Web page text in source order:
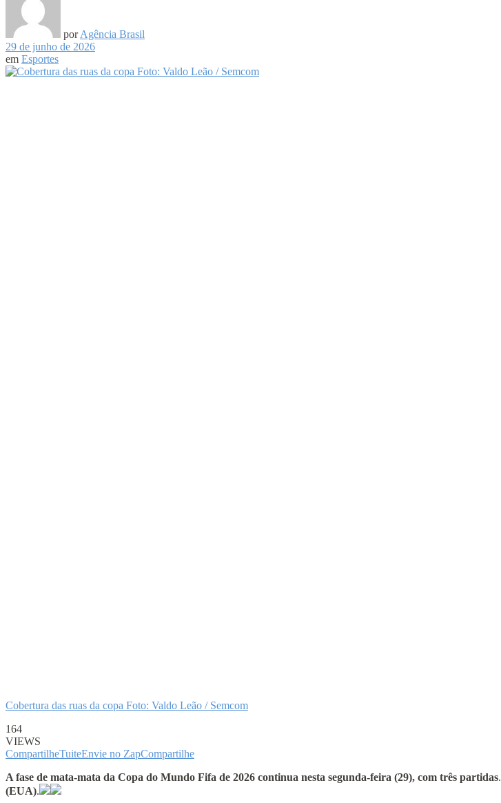
por Agência Brasil
29 de junho de 2026
em Esportes
Cobertura das ruas da copa Foto: Valdo Leão / Semcom
164
VIEWS
CompartilheTuiteEnvie no ZapCompartilhe
A fase de mata‑mata da Copa do Mundo Fifa de 2026 continua nesta segunda‑feira (29), com três partidas.
(EUA).